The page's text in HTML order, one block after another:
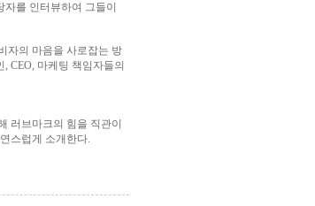
를 인터뷰하여 그들이
자의 마음을 사로잡는 방
CEO, 마케팅 책임자들의
러브마크의 힘을 직관이
스럽게 소개한다.